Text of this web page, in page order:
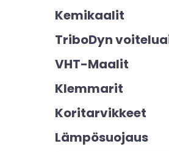
Kemikaalit
TriboDyn
VHT-Maalit
Klemmarit
Koritarvikkeet
Lämpösuojaus